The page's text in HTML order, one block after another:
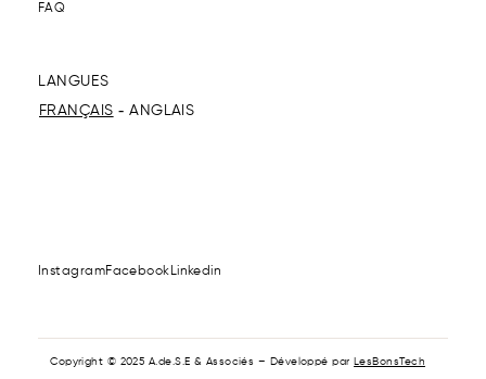
FAQ
LANGUES
FRANÇAIS
ANGLAIS
InstagramFacebookLinkedin
Copyright © 2025 A.de.S.E & Associés – Développé par LesBonsTech